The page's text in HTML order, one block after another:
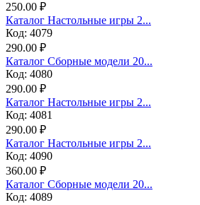
250.00 ₽
Каталог Настольные игры 2...
Код: 4079
290.00 ₽
Каталог Сборные модели 20...
Код: 4080
290.00 ₽
Каталог Настольные игры 2...
Код: 4081
290.00 ₽
Каталог Настольные игры 2...
Код: 4090
360.00 ₽
Каталог Сборные модели 20...
Код: 4089